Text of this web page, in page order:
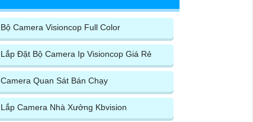
Bộ Camera Visioncop Full Color
Lắp Đặt Bộ Camera Ip Visioncop Giá Rẻ
Camera Quan Sát Bán Chạy
Lắp Camera Nhà Xưởng Kbvision